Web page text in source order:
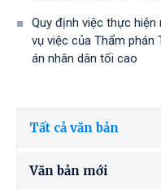
Quy định việc thực hiện
vụ việc của Thẩm phán
án nhân dân tối cao
Tất cả văn bản
Văn bản mới